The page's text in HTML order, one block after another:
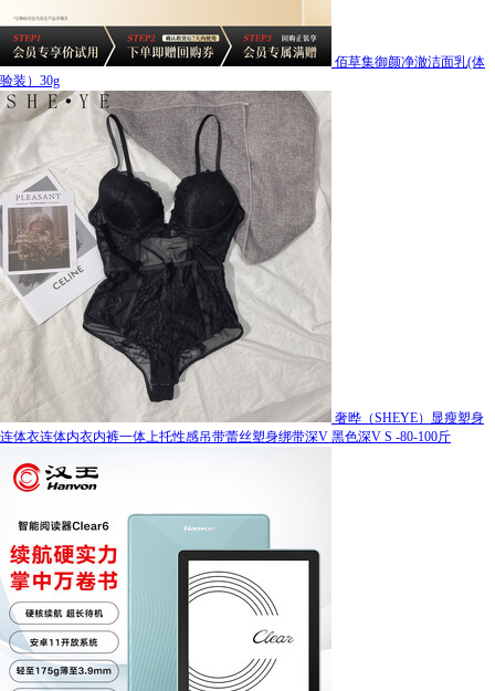
佰草集御颜净澈洁面乳(体
验装）30g
奢晔（SHEYE）显瘦塑身
连体衣连体内衣内裤一体上托性感吊带蕾丝塑身绑带深V 黑色深V S -80-100斤